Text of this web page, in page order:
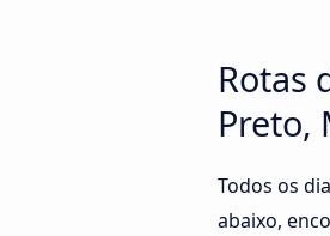
Rotas
Preto,
Todos os
abaixo,